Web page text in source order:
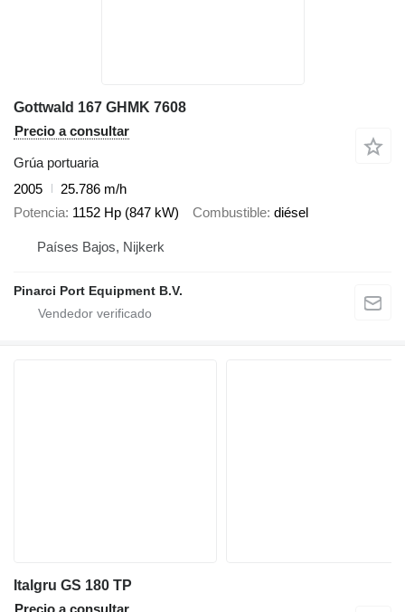
Gottwald 167 GHMK 7608
Precio a consultar
Grúa portuaria
2005
25.786 m/h
Potencia 1152 Hp (847 kW) Combustible diésel
Países Bajos, Nijkerk
Pinarci Port Equipment B.V.
Italgru GS 180 TP
Precio a consultar